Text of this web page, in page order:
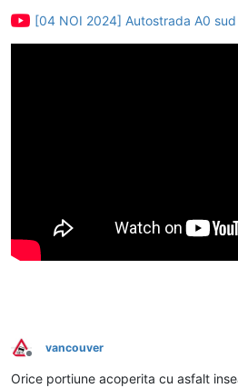
[04 NOI 2024] Autostrada A0
Deconectat
vancouver
Orice portiune acoperita cu asfalt